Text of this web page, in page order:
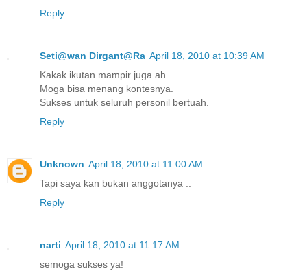
Reply
Seti@wan Dirgant@Ra April 18, 2010 at 10:39 AM
Kakak ikutan mampir juga ah...
Moga bisa menang kontesnya.
Sukses untuk seluruh personil bertuah.
Reply
Unknown April 18, 2010 at 11:00 AM
Tapi saya kan bukan anggotanya ..
Reply
narti April 18, 2010 at 11:17 AM
semoga sukses ya!